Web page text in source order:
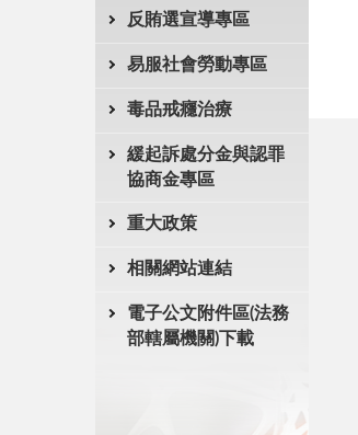
反賄選宣導專區
易服社會勞動專區
毒品戒癮治療
緩起訴處分金與認罪
協商金專區
重大政策
相關網站連結
電子公文附件區(法務
部轄屬機關)下載